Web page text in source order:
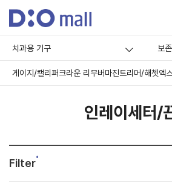
치과용 기구 보
게이지/캘리퍼크라운 리무버마진트리머/해쳇엑
인레이세터/
Filter